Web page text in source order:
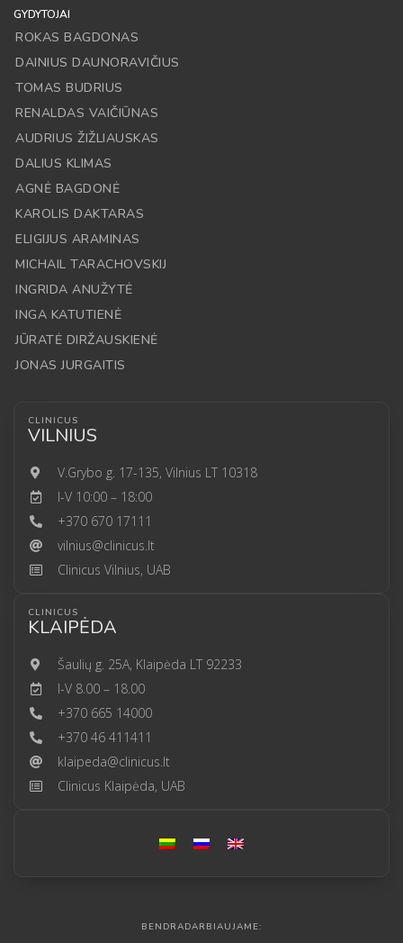
GYDYTOJAI
ROKAS BAGDONAS
DAINIUS DAUNORAVIČIUS
TOMAS BUDRIUS
RENALDAS VAIČIŪNAS
AUDRIUS ŽIŽLIAUSKAS
DALIUS KLIMAS
AGNĖ BAGDONĖ
KAROLIS DAKTARAS
ELIGIJUS ARAMINAS
MICHAIL TARACHOVSKIJ
INGRIDA ANUŽYTĖ
INGA KATUTIENĖ
JŪRATĖ DIRŽAUSKIENĖ
JONAS JURGAITIS
CLINICUS
VILNIUS
V.Grybo g. 17-135, Vilnius LT 10318
I-V 10:00 – 18:00
+370 670 17111
vilnius@clinicus.lt
Clinicus Vilnius, UAB
CLINICUS
KLAIPĖDA
Šaulių g. 25A, Klaipėda LT 92233
I-V 8.00 – 18.00
+370 665 14000
+370 46 411411
klaipeda@clinicus.lt
Clinicus Klaipėda, UAB
BENDRADARBIAUJAME: